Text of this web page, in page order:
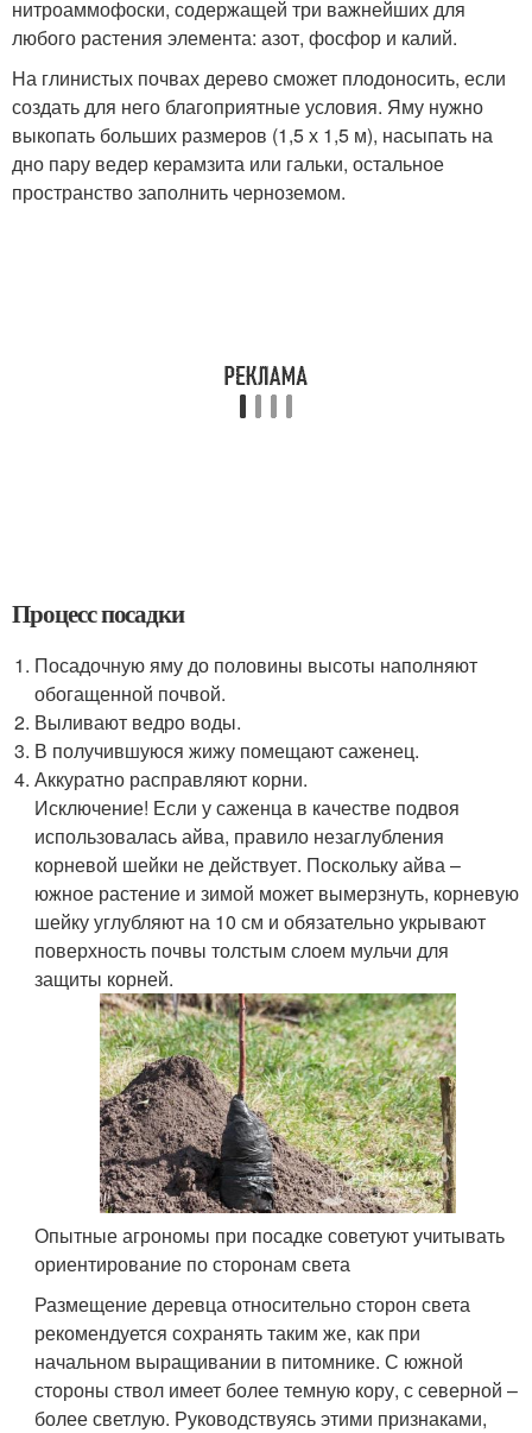
нитроаммофоски, содержащей три важнейших для
любого растения элемента: азот, фосфор и калий.
На глинистых почвах дерево сможет плодоносить, если
создать для него благоприятные условия. Яму нужно
выкопать больших размеров (1,5 х 1,5 м), насыпать на
дно пару ведер керамзита или гальки, остальное
пространство заполнить черноземом.
Процесс посадки
Посадочную яму до половины высоты наполняют
обогащенной почвой.
Выливают ведро воды.
В получившуюся жижу помещают саженец.
Аккуратно расправляют корни.
Исключение! Если у саженца в качестве подвоя
использовалась айва, правило незаглубления
корневой шейки не действует. Поскольку айва –
южное растение и зимой может вымерзнуть, корневую
шейку углубляют на 10 см и обязательно укрывают
поверхность почвы толстым слоем мульчи для
защиты корней.
Опытные агрономы при посадке советуют учитывать
ориентирование по сторонам света
Размещение деревца относительно сторон света
рекомендуется сохранять таким же, как при
начальном выращивании в питомнике. С южной
стороны ствол имеет более темную кору, с северной –
более светлую. Руководствуясь этими признаками,